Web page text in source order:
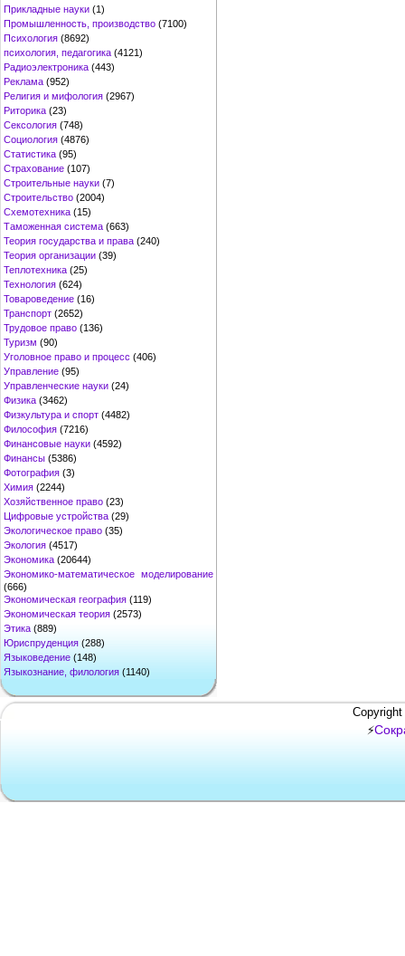
Прикладные науки (1)
Промышленность, производство (7100)
Психология (8692)
психология, педагогика (4121)
Радиоэлектроника (443)
Реклама (952)
Религия и мифология (2967)
Риторика (23)
Сексология (748)
Социология (4876)
Статистика (95)
Страхование (107)
Строительные науки (7)
Строительство (2004)
Схемотехника (15)
Таможенная система (663)
Теория государства и права (240)
Теория организации (39)
Теплотехника (25)
Технология (624)
Товароведение (16)
Транспорт (2652)
Трудовое право (136)
Туризм (90)
Уголовное право и процесс (406)
Управление (95)
Управленческие науки (24)
Физика (3462)
Физкультура и спорт (4482)
Философия (7216)
Финансовые науки (4592)
Финансы (5386)
Фотография (3)
Химия (2244)
Хозяйственное право (23)
Цифровые устройства (29)
Экологическое право (35)
Экология (4517)
Экономика (20644)
Экономико-математическое моделирование
(666)
Экономическая география (119)
Экономическая теория (2573)
Этика (889)
Юриспруденция (288)
Языковедение (148)
Языкознание, филология (1140)
⚡